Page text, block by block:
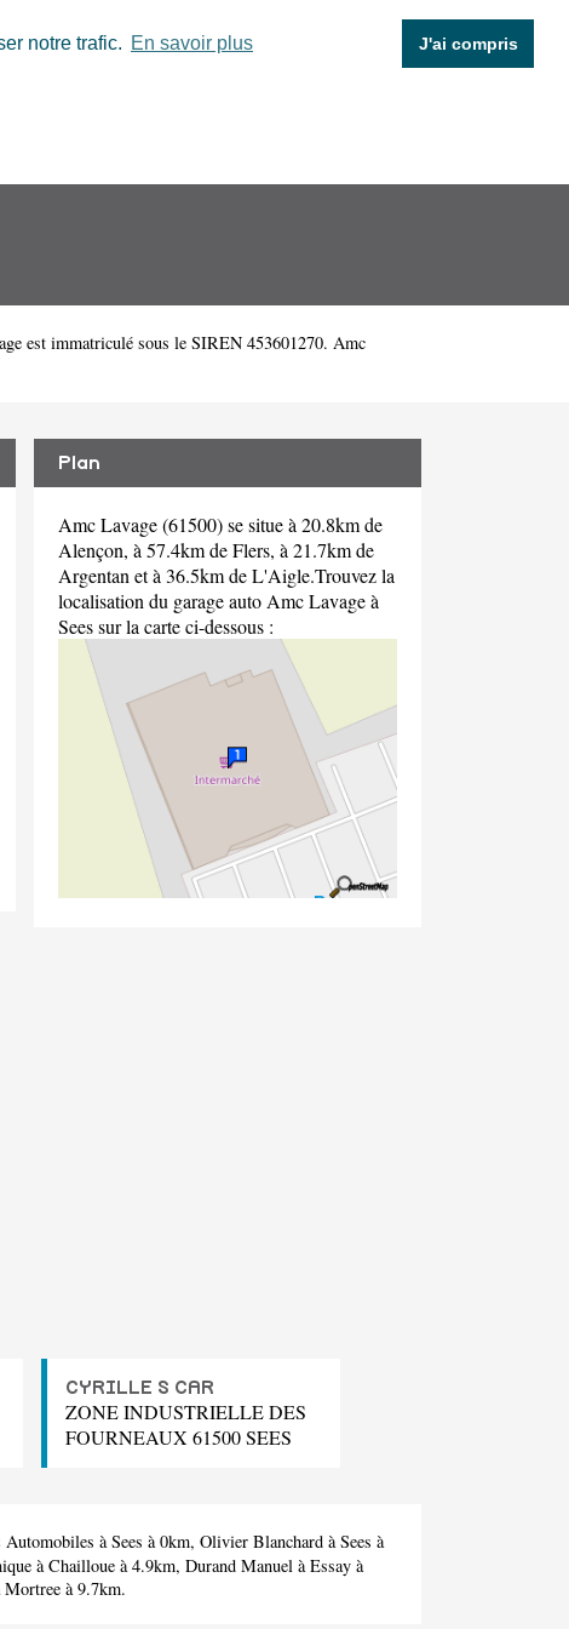
notre trafic. En savoir plus J'ai compris
est immatriculé sous le SIREN 453601270. Amc
Plan
Amc Lavage (61500) se situe à 20.8km de
Alençon, à 57.4km de Flers, à 21.7km de
Argentan et à 36.5km de L'Aigle.Trouvez la
localisation du garage auto Amc Lavage à
Sees sur la carte ci-dessous :
CYRILLE S CAR
ZONE INDUSTRIELLE DES
FOURNEAUX 61500 SEES
Automobiles à Sees à 0km, Olivier Blanchard à Sees à
à Chailloue à 4.9km, Durand Manuel à Essay à
Mortree à 9.7km.